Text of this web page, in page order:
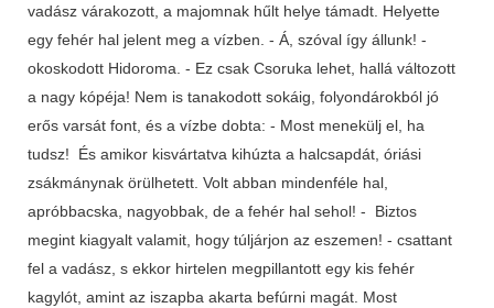
vadász várakozott, a majomnak hűlt helye támadt. Helyette
egy fehér hal jelent meg a vízben. - Á, szóval így állunk! -
okoskodott Hidoroma. - Ez csak Csoruka lehet, hallá változott
a nagy kópéja! Nem is tanakodott sokáig, folyondárokból jó
erős varsát font, és a vízbe dobta: - Most menekülj el, ha
tudsz! És amikor kisvártatva kihúzta a halcsapdát, óriási
zsákmánynak örülhetett. Volt abban mindenféle hal,
apróbbacska, nagyobbak, de a fehér hal sehol! - Biztos
megint kiagyalt valamit, hogy túljárjon az eszemen! - csattant
fel a vadász, s ekkor hirtelen megpillantott egy kis fehér
kagylót, amint az iszapba akarta befúrni magát. Most